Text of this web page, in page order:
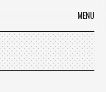
MENU